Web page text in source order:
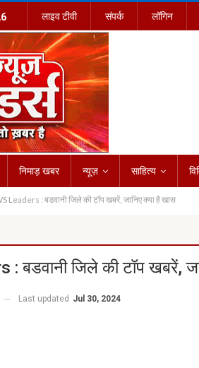
लाइव टीवी संपर्क लॉगिन
निमाड़ खबर न्यूज़ साहित्य
Leaders : बडवानी जिले की टॉप खबरें, जानिए क्या है खास
बडवानी जिले की टॉप खबरें,
Last updated Jul 30, 2024